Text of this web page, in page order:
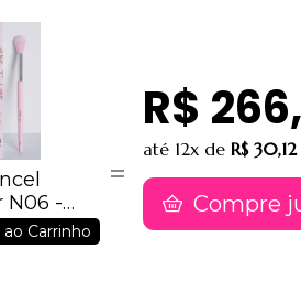
N06 -
Carrinho
R$
até 12x de R$ 30,12
Compre